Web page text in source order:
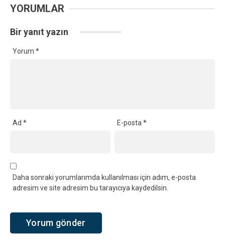
YORUMLAR
Bir yanıt yazın
Yorum *
Ad * E-posta*
Daha sonraki yorumlarımda kullanılması için adım, e-posta
adresim ve site adresim bu tarayıcıya kaydedilsin.